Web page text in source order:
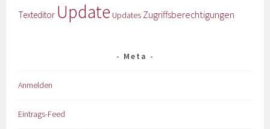
Texteditor Update Updates Zugriffsberechtigungen
Meta
Anmelden
Eintrags-Feed